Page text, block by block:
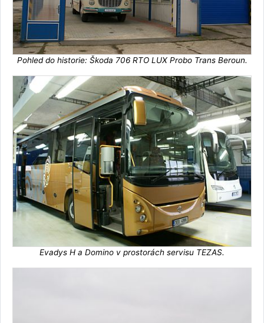
Pohled do historie: Škoda 706 RTO LUX Probo Trans Beroun.
Evadys H a Domino v prostorách servisu TEZAS.